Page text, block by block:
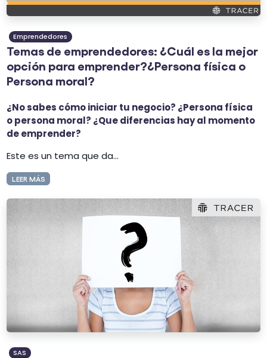
Emprendedores
Temas de emprendedores: ¿Cuál es la mejor
opción para emprender?¿Persona física o
Persona moral?
¿No sabes cómo iniciar tu negocio? ¿Persona física
o persona moral? ¿Que diferencias hay al momento
de emprender?
Este es un tema que da...
LEER MÁS
SAS